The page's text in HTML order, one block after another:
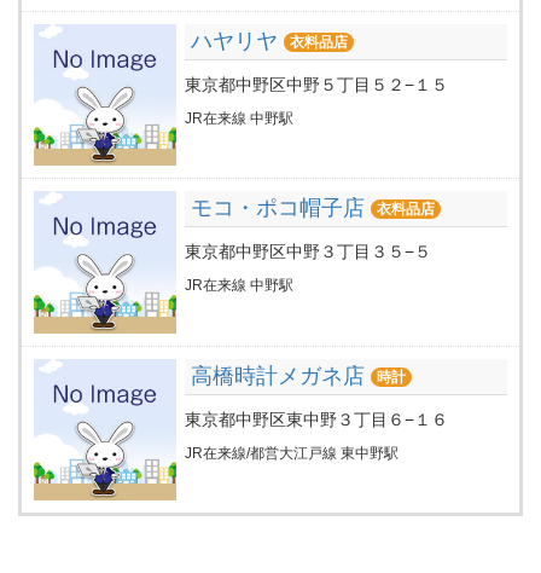
ハヤリヤ 衣料品店
東京都中野区中野５丁目５２−１５
JR在来線 中野駅
モコ・ポコ帽子店 衣料品店
東京都中野区中野３丁目３５−５
JR在来線 中野駅
高橋時計メガネ店 時計
東京都中野区東中野３丁目６−１６
JR在来線/都営大江戸線 東中野駅